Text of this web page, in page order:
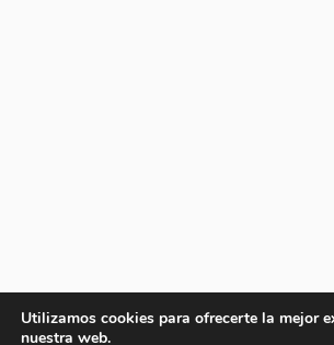
Utilizamos cookies para ofrecerte la mejor
nuestra web.